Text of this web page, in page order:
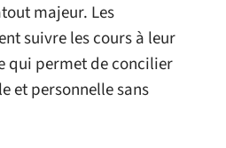
majeur. Les
suivre les cours à leur
qui permet de concilier
et personnelle sans